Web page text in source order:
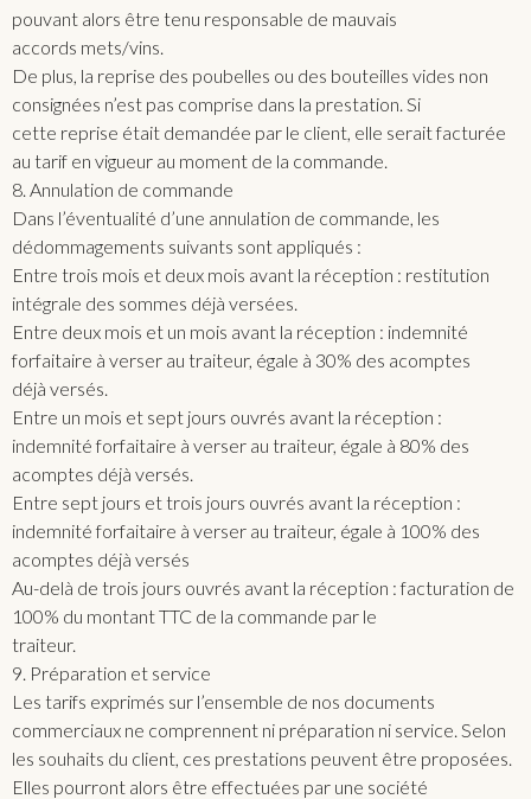
pouvant alors être tenu responsable de mauvais
accords mets/vins.
De plus, la reprise des poubelles ou des bouteilles vides non
consignées n’est pas comprise dans la prestation. Si
cette reprise était demandée par le client, elle serait facturée
au tarif en vigueur au moment de la commande.
8. Annulation de commande
Dans l’éventualité d’une annulation de commande, les
dédommagements suivants sont appliqués :
Entre trois mois et deux mois avant la réception : restitution
intégrale des sommes déjà versées.
Entre deux mois et un mois avant la réception : indemnité
forfaitaire à verser au traiteur, égale à 30% des acomptes
déjà versés.
Entre un mois et sept jours ouvrés avant la réception :
indemnité forfaitaire à verser au traiteur, égale à 80% des
acomptes déjà versés.
Entre sept jours et trois jours ouvrés avant la réception :
indemnité forfaitaire à verser au traiteur, égale à 100% des
acomptes déjà versés
Au-delà de trois jours ouvrés avant la réception : facturation de
100% du montant TTC de la commande par le
traiteur.
9. Préparation et service
Les tarifs exprimés sur l’ensemble de nos documents
commerciaux ne comprennent ni préparation ni service. Selon
les souhaits du client, ces prestations peuvent être proposées.
Elles pourront alors être effectuées par une société